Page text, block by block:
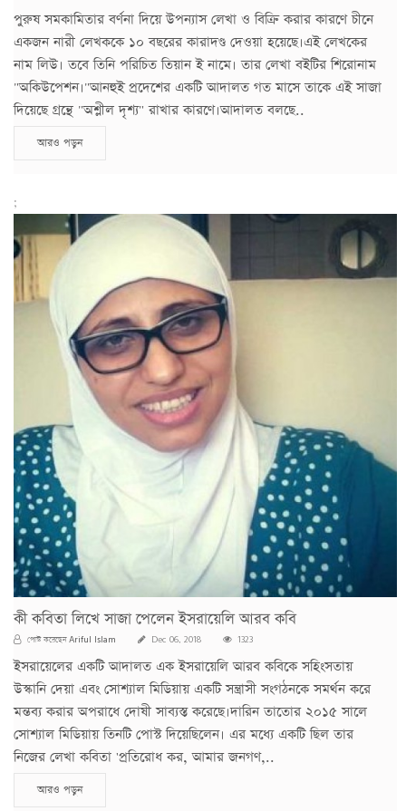
পুরুষ সমকামিতার বর্ণনা দিয়ে উপন্যাস লেখা ও বিক্রি করার কারণে চীনে
একজন নারী লেখককে ১০ বছরের কারাদণ্ড দেওয়া হয়েছে।এই লেখকের
নাম লিউ। তবে তিনি পরিচিত তিয়ান ই নামে। তার লেখা বইটির শিরোনাম
"অকিউপেশন।"আনহুই প্রদেশের একটি আদালত গত মাসে তাকে এই সাজা
দিয়েছে গ্রন্থে "অশ্লীল দৃশ্য" রাখার কারণে।আদালত বলছে..
আরও পড়ুন
;
কী কবিতা লিখে সাজা পেলেন ইসরায়েলি আরব কবি
পোস্ট করেছেনAriful Islam Dec 06, 2018 1323
ইসরায়েলের একটি আদালত এক ইসরায়েলি আরব কবিকে সহিংসতায়
উস্কানি দেয়া এবং সোশ্যাল মিডিয়ায় একটি সন্ত্রাসী সংগঠনকে সমর্থন করে
মন্তব্য করার অপরাধে দোষী সাব্যস্ত করেছে।দারিন তাতোর ২০১৫ সালে
সোশ্যাল মিডিয়ায় তিনটি পোস্ট দিয়েছিলেন। এর মধ্যে একটি ছিল তার
নিজের লেখা কবিতা 'প্রতিরোধ কর, আমার জনগণ,..
আরও পড়ুন